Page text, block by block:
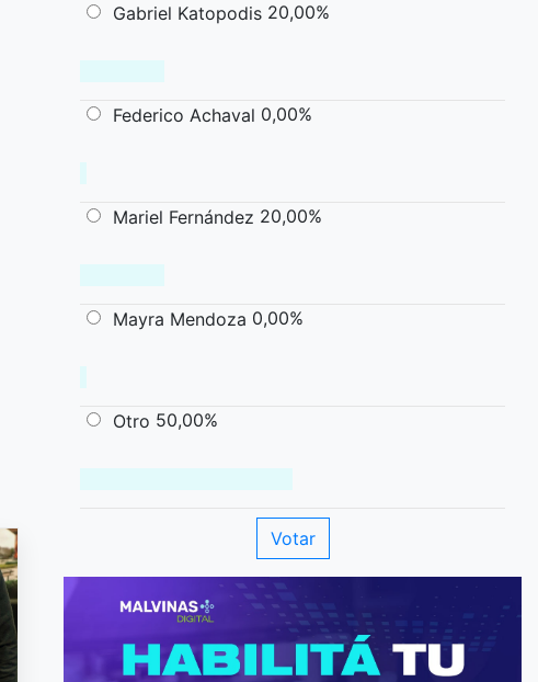
Gabriel Katopodis 20,00%
Federico Achaval 0,00%
Mariel Fernández 20,00%
Mayra Mendoza 0,00%
Otro 50,00%